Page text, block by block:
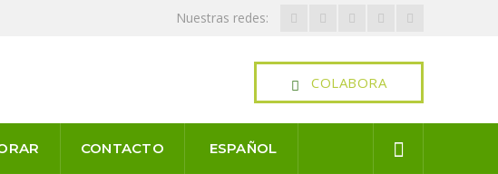
Nuestras redes:
Facebook
Twitter YoutubeLinkedIn
COLABORA
CONTACTO ESPAÑOL